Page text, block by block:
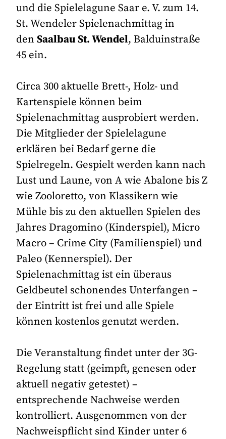
und die Spielelagune Saar e. V. zum 14.
St. Wendeler Spielenachmittag in
denSaalbau St. Wendel, Balduinstraße
45 ein.
Circa 300 aktuelle Brett-, Holz- und
Kartenspiele können beim
Spielenachmittag ausprobiert werden.
Die Mitglieder der Spielelagune
erklären bei Bedarf gerne die
Spielregeln. Gespielt werden kann nach
Lust und Laune, von A wie Abalone bis Z
wie Zooloretto, von Klassikern wie
Mühle bis zu den aktuellen Spielen des
Jahres Dragomino (Kinderspiel), Micro
Macro – Crime City (Familienspiel) und
Paleo (Kennerspiel). Der
Spielenachmittag ist ein überaus
Geldbeutel schonendes Unterfangen –
der Eintritt ist frei und alle Spiele
können kostenlos genutzt werden.
Die Veranstaltung findet unter der 3G-
Regelung statt (geimpft, genesen oder
aktuell negativ getestet) –
entsprechende Nachweise werden
kontrolliert. Ausgenommen von der
Nachweispflicht sind Kinder unter 6